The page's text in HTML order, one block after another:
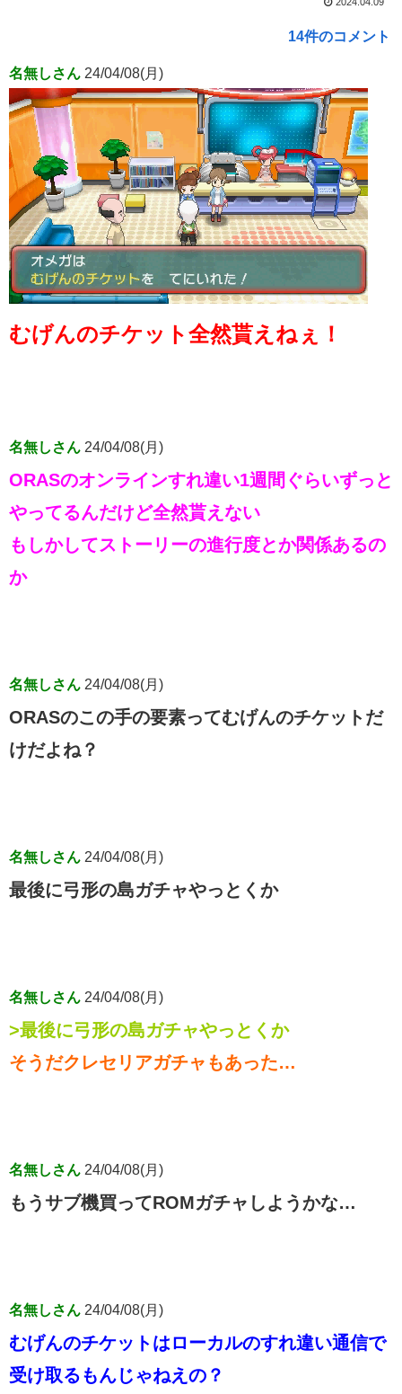
14件のコメント
名無しさん 24/04/08(月)
むげんのチケット全然貰えねぇ！
名無しさん 24/04/08(月)
ORASのオンラインすれ違い1週間ぐらいずっと
やってるんだけど全然貰えない
もしかしてストーリーの進行度とか関係あるの
か
名無しさん 24/04/08(月)
ORASのこの手の要素ってむげんのチケットだ
けだよね？
名無しさん 24/04/08(月)
最後に弓形の島ガチャやっとくか
名無しさん 24/04/08(月)
>最後に弓形の島ガチャやっとくか
そうだクレセリアガチャもあった…
名無しさん 24/04/08(月)
もうサブ機買ってROMガチャしようかな…
名無しさん 24/04/08(月)
むげんのチケットはローカルのすれ違い通信で
受け取るもんじゃねえの？